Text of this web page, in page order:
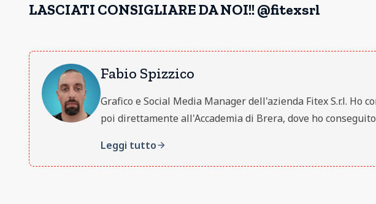
LASCIATI CONSIGLIARE DA NOI!! @fitexsrl
Fabio Spizzico
Grafico e Social Media Manager dell'azienda Fitex S.r.l.
poi direttamente all'Accademia di Brera, dove ho
Leggi tuttoarrow_forward